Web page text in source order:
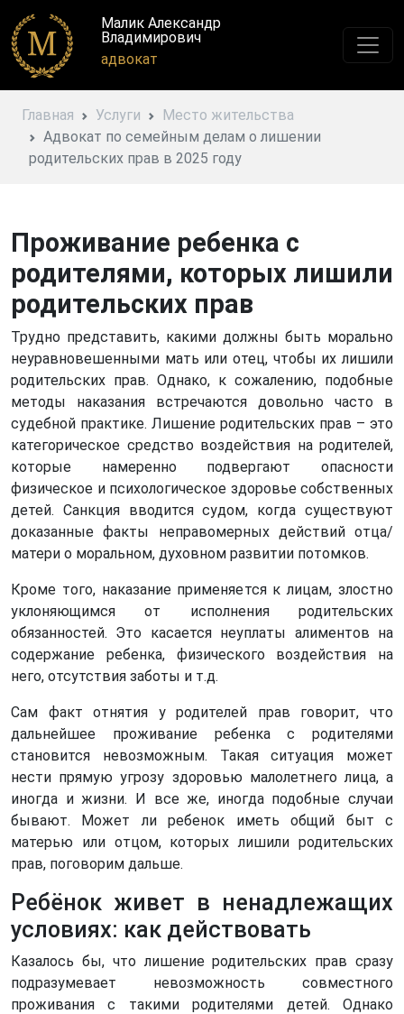
Малик Александр
Владимирович
адвокат
Главная Услуги
Место жительства
Адвокат по семейным делам о лишении
родительских прав в 2025 году
Проживание ребенка с
родителями, которых лишили
родительских прав
Трудно представить, какими должны быть морально
неуравновешенными мать или отец, чтобы их лишили
родительских прав. Однако, к сожалению, подобные
методы наказания встречаются довольно часто в
судебной практике. Лишение родительских прав – это
категорическое средство воздействия на родителей,
которые намеренно подвергают опасности
физическое и психологическое здоровье собственных
детей. Санкция вводится судом, когда существуют
доказанные факты неправомерных действий отца/
матери о моральном, духовном развитии потомков.
Кроме того, наказание применяется к лицам, злостно
уклоняющимся от исполнения родительских
обязанностей. Это касается неуплаты алиментов на
содержание ребенка, физического воздействия на
него, отсутствия заботы и т.д.
Сам факт отнятия у родителей прав говорит, что
дальнейшее проживание ребенка с родителями
становится невозможным. Такая ситуация может
нести прямую угрозу здоровью малолетнего лица, а
иногда и жизни. И все же, иногда подобные случаи
бывают. Может ли ребенок иметь общий быт с
матерью или отцом, которых лишили родительских
прав, поговорим дальше.
Ребёнок живет в ненадлежащих
условиях: как действовать
Казалось бы, что лишение родительских прав сразу
подразумевает невозможность совместного
проживания с такими родителями детей. Однако